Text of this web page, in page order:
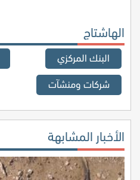
الهاشتاج
البنك المركزي
شركات ومنشآت
الأخبار المشابهة